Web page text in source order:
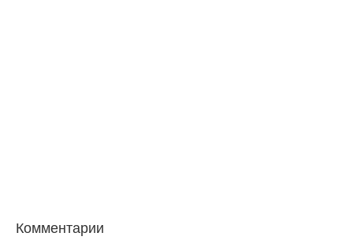
Комментарии